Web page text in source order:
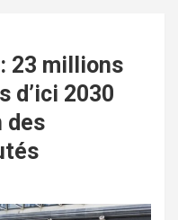
23 millions
d’ici 2030
des